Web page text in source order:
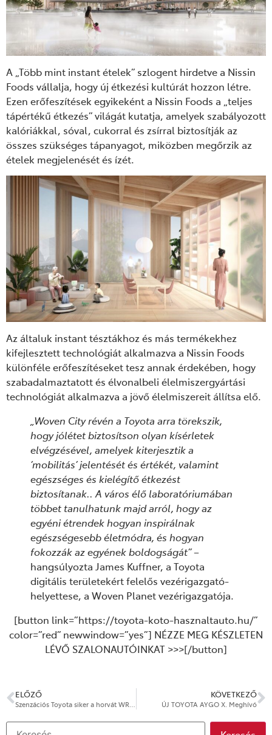
A „Több mint instant ételek” szlogent hirdetve a Nissin
Foods vállalja, hogy új étkezési kultúrát hozzon létre.
Ezen erőfeszítések egyikeként a Nissin Foods a „teljes
tápértékű étkezés” világát kutatja, amelyek szabályozott
kalóriákkal, sóval, cukorral és zsírral biztosítják az
összes szükséges tápanyagot, miközben megőrzik az
ételek megjelenését és ízét.
Az általuk instant tésztákhoz és más termékekhez
kifejlesztett technológiát alkalmazva a Nissin Foods
különféle erőfeszítéseket tesz annak érdekében, hogy
szabadalmaztatott és élvonalbeli élelmiszergyártási
technológiát alkalmazva a jövő élelmiszereit állítsa elő.
„Woven City révén a Toyota arra törekszik,
hogy jólétet biztosítson olyan kísérletek
elvégzésével, amelyek kiterjesztik a
’mobilitás’ jelentését és értékét, valamint
egészséges és kielégítő étkezést
biztosítanak.. A város élő laboratóriumában
többet tanulhatunk majd arról, hogy az
egyéni étrendek hogyan inspirálnak
egészségesebb életmódra, és hogyan
fokozzák az egyének boldogságát” –
hangsúlyozta James Kuffner, a Toyota
digitális területekért felelős vezérigazgató-
helyettese, a Woven Planet vezérigazgatója.
[button link=”https://toyota-koto-hasznaltauto.hu/”
color=”red” newwindow=”yes”] NÉZZE MEG KÉSZLETEN
LÉVŐ SZALONAUTÓINKAT >>>[/button]
ELŐZŐ KÖVETKEZŐ
ÚJ TOYOTA AYGO X. Meghívó